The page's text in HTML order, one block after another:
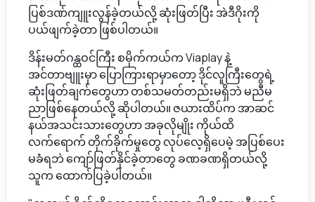
ပြစ်ဒဏ်ကျူးလွန်ခဲ့တယ်လို့ ဆုံးဖြတ်ပြီး အဲဒီဂိုးကို
ပယ်ဖျက်ခဲ့တာ ဖြစ်ပါတယ်။
ဒိန်းမတ်ဂန္ထဝင်ကြီး စမိုက်ကယ်က Viaplay နဲ့
အင်တာဗျူးမှာ ပြောကြားရာမှာတော့ ဒိုင်လူကြီးတွေရဲ့
ဆုံးဖြတ်ချက်တွေဟာ တစ်သမတ်တည်းမရှိဘဲ မညီမ
ညာဖြစ်နေတယ်လို့ ဆိုပါတယ်။ ဇယားထိပ်က အာဆင်
နယ်အသင်းသားတွေဟာ အခုလိုမျိုး ကိုယ်ထိ
လက်ရောက် တိုက်ခိုက်မှုတွေ လုပ်လေ့ရှိပေမဲ့ အပြစ်ပေး
မခံရဘဲ ကျော်ဖြတ်နိုင်ခဲ့တာတွေ ခဏခဏရှိတယ်လို့
သူက ထောက်ပြခဲ့ပါတယ်။